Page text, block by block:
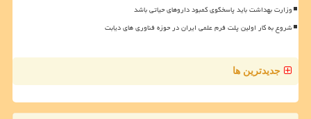
وزارت بهداشت باید پاسخگوی کمبود داروهای حیاتی باشد
شروع به کار اولین پلت فرم علمی ایران در حوزه فناوری های دیابت
جدیدترین ها